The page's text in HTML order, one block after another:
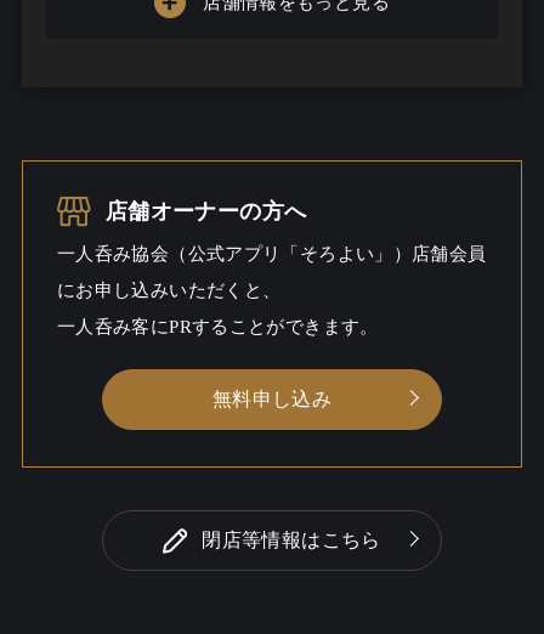
お酒
ビール / ウイスキー / ワイン / 焼酎
一人呑み
シーン
しっとり / 料理充実
店舗オーナーの方へ
一人呑み協会（公式アプリ「そろよい」）店舗会員
にお申し込みいただくと、
一人呑み客にPRすることができます。
無料申し込み
閉店等情報はこちら